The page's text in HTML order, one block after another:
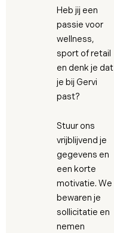
Heb jij een
passie voor
wellness,
sport of retail
en denk je dat
je bij Gervi
past?
Stuur ons
vrijblijvend je
gegevens en
een korte
motivatie. We
bewaren je
sollicitatie en
nemen